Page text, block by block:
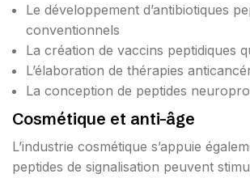
Le développement d’antibiotiques
conventionnels
La création de vaccins peptidiques
L’élaboration de thérapies
La conception de peptides
Cosmétique et anti-âge
L’industrie cosmétique s’appuie
peptides de signalisation peuvent